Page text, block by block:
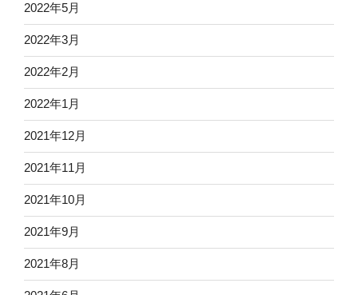
2022年5月
2022年3月
2022年2月
2022年1月
2021年12月
2021年11月
2021年10月
2021年9月
2021年8月